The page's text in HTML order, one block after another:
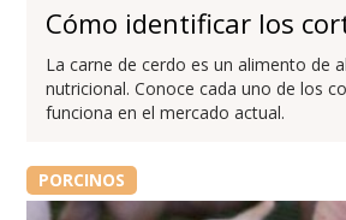
Cómo identificar los
La carne de cerdo es un alimento de
nutricional. Conoce cada uno de los
funciona en el mercado actual.
PORCINOS